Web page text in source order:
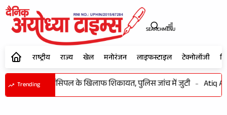
SEARCHMENU
राष्ट्रीय राज्य खेल मनोरंजन लाइफस्टाइल टेक्नोलॉजी
Trending
में इंटर कॉलेज प्रिंसिपल के खिलाफ शिकायत, पुलिस जांच में जुटी - Atiq